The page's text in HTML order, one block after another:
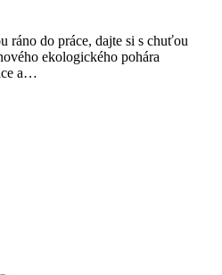
ráno do práce, dajte si s chuťou
ekologického pohára
a…